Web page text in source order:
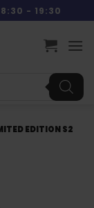
- 19:30
EDITION S2